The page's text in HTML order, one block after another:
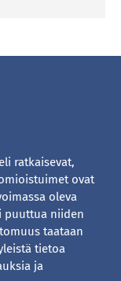
ratkaisevat,
ovat
oleva
puuttua niiden
taataan
tietoa
ja